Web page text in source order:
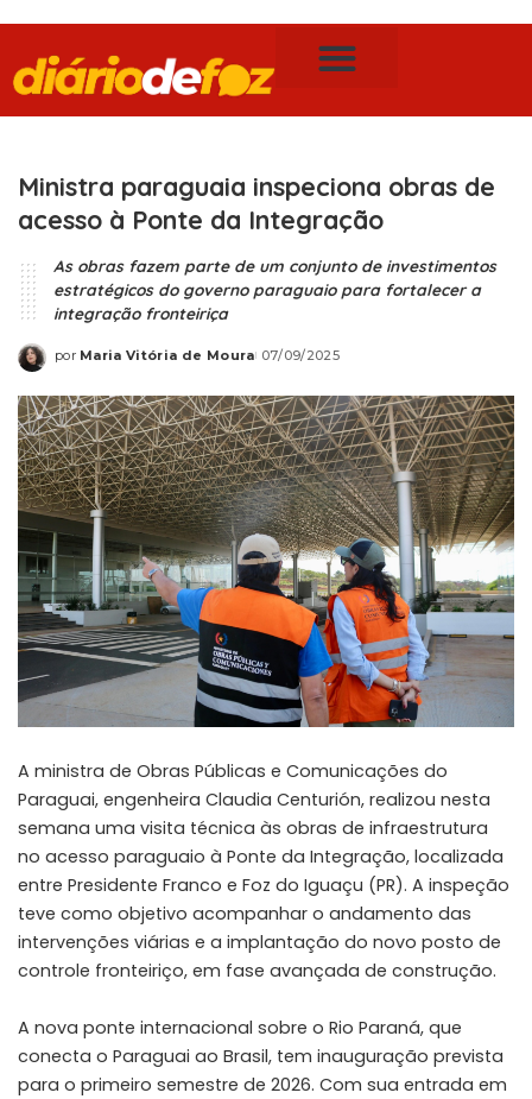
Ministra paraguaia inspeciona obras de
acesso à Ponte da Integração
As obras fazem parte de um conjunto de investimentos
estratégicos do governo paraguaio para fortalecer a
integração fronteiriça
por Maria Vitória de Moura 07/09/2025
A ministra de Obras Públicas e Comunicações do
Paraguai, engenheira Claudia Centurión, realizou nesta
semana uma visita técnica às obras de infraestrutura
no acesso paraguaio à Ponte da Integração, localizada
entre Presidente Franco e Foz do Iguaçu (PR). A inspeção
teve como objetivo acompanhar o andamento das
intervenções viárias e a implantação do novo posto de
controle fronteiriço, em fase avançada de construção.
A nova ponte internacional sobre o Rio Paraná, que
conecta o Paraguai ao Brasil, tem inauguração prevista
para o primeiro semestre de 2026. Com sua entrada em